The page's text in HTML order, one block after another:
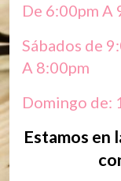
De 6:00pm A
Sábados de
A 8:00pm
Domingo de:
Estamos en